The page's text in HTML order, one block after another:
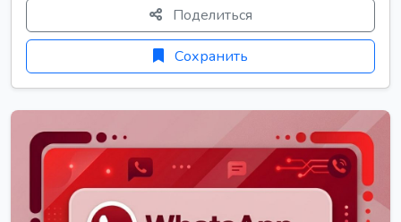
Поделиться
Сохранить